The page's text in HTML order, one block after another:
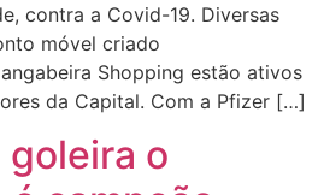
contra a Covid-19. Diversas
móvel criado
Shopping estão ativos
da Capital. Com a Pfizer […]
goleira o